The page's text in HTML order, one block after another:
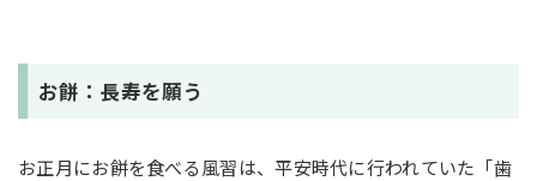
お餅：長寿を願う
お正月にお餅を食べる風習は、平安時代に行われていた「歯